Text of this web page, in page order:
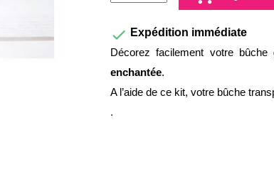
 Expédition immédiate
Décorez facilement votre
enchantée.
A l’aide de ce kit, votre bûche
.